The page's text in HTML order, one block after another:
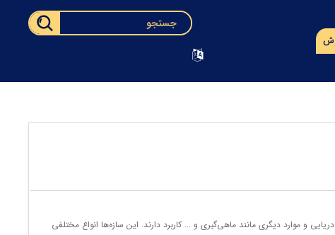
و موارد دیگری مانند ماهی‌گیری و ... کاربرد دارند. این سازه‌ها انواع مختلفی